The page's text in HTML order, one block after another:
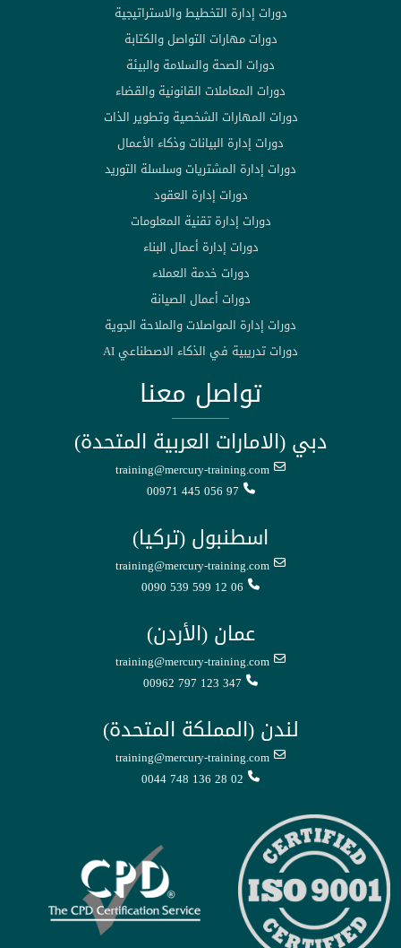
دورات إدارة التخطيط والاستراتيجية
دورات مهارات التواصل والكتابة
دورات الصحة والسلامة والبيئة
دورات المعاملات القانونية والقضاء
دورات المهارات الشخصية وتطوير الذات
دورات إدارة البيانات وذكاء الأعمال
دورات إدارة المشتريات وسلسلة التوريد
دورات إدارة العقود
دورات إدارة تقنية المعلومات
دورات إدارة أعمال البناء
دورات خدمة العملاء
دورات أعمال الصيانة
دورات إدارة المواصلات والملاحة الجوية
دورات تدريبية في الذكاء الاصطناعي AI
تواصل معنا
دبي (الامارات العربية المتحدة)
training@mercury-training.com
00971 445 056 97
اسطنبول (تركيا)
training@mercury-training.com
0090 539 599 12 06
عمان (الأردن)
training@mercury-training.com
00962 797 123 347
لندن (المملكة المتحدة)
training@mercury-training.com
0044 748 136 28 02